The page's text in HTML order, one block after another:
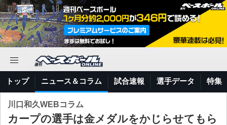
トップ ニュース＆コラム 試合速報 選手データ 特集
川口和久WEBコラム
カープの選手は金メダルをかじらせてもら